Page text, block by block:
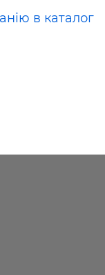
в каталог